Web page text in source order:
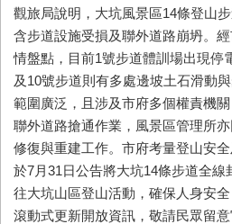
觀旅局說明，大坑風景區14條登山
含步道設施受損及聯外道路崩坍。
情盤點，目前1號步道體訓場出現停
及 10號步道則有多處邊坡土石滑動
範圍廣泛，且涉及市府多個權責機
聯外道路搶通作業，風景區管理所
修復與重建工作。市府考量登山安
於7月31日公告將大坑14條步道全線
往大坑山區登山活動，確保人身安
滾動式更新開放資訊，敬請民眾留意